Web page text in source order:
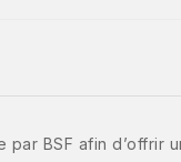
BSF afin d’offrir